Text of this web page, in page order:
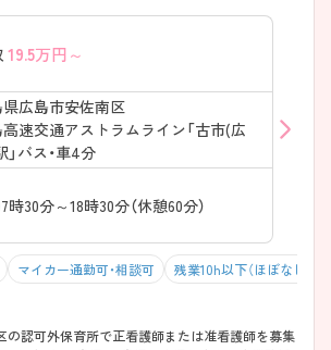
19.5万円～
広島市安佐南区
速交通アストラムライン「古市(広
」バス・車4分
時30分～18時30分（休憩60分）
マイカー通勤可・相談可 残業10h以下（ほぼなし）
の認可外保育所で正看護師または准看護師を募集